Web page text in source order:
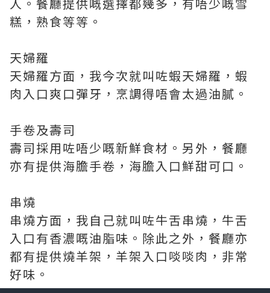
糕，熟食等等。
天婦羅
天婦羅方面，我今次就叫咗蝦天婦羅，蝦
肉入口爽口彈牙，烹調得唔會太過油膩。
手卷及壽司
壽司採用咗唔少嘅新鮮食材。另外，餐廳
亦有提供海膽手卷，海膽入口鮮甜可口。
串燒
串燒方面，我自己就叫咗牛舌串燒，牛舌
入口有香濃嘅油脂味。除此之外，餐廳亦
都有提供燒羊架，羊架入口啖啖肉，非常
好味。